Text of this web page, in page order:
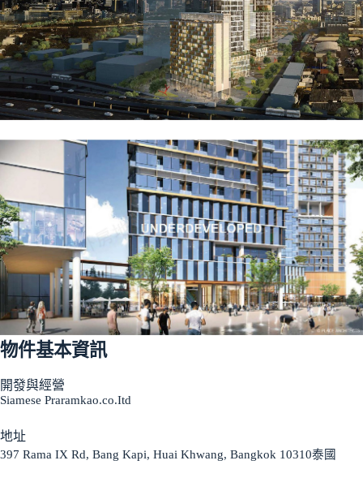
物件基本資訊
開發與經營
Siamese Praramkao.co.Itd
地址
397 Rama IX Rd, Bang Kapi, Huai Khwang, Bangkok 10310泰國